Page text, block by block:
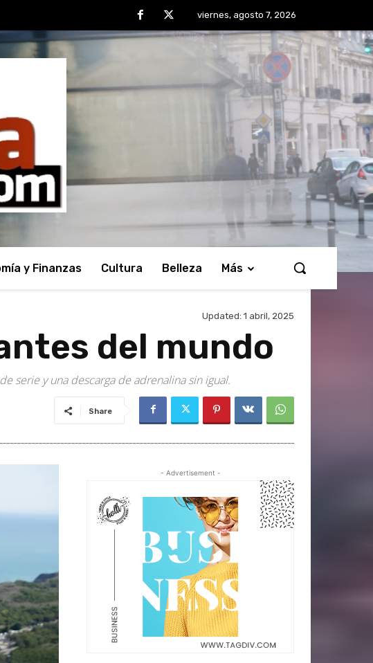
viernes, agosto 7, 2026
y Finanzas Cultura Belleza Más
Updated: 1 abril, 2025
del mundo
serie y una descarga de adrenalina sin igual.
Share
- Advertisement -